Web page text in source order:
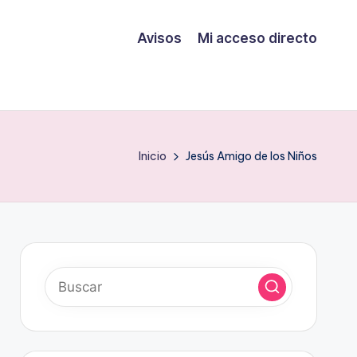
Avisos Mi acceso directo
Inicio Jesús Amigo de los Niños